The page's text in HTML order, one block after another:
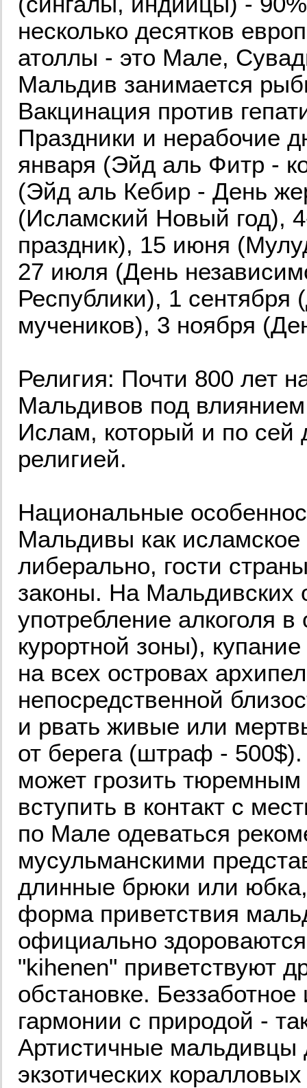
несколько десятков
атоллы - это Мале,
Мальдив занимается
Вакцинация против
Праздники и нерабочие
января (Эйд аль Фитр -
(Эйд аль Кебир - День
(Исламский Новый год),
праздник), 15 июня
27 июля (День
Республики), 1 сентября
мучеников), 3 ноября
Религия: Почти 800 лет
Мальдивов под
Ислам, который и по сей
религией.
Национальные
Мальдивы как исламское
либерально, гости
законы. На Мальдивских
употребление алкоголя
курортной зоны),
на всех островах
непосредственной
и рвать живые или
от берега (штраф -
может грозить
вступить в контакт с
по Мале одеваться
мусульманскими
длинные брюки или
форма приветствия
официально
"kihenen" приветствуют
обстановке.
гармонии с природой -
Артистичные мальдивцы
экзотических